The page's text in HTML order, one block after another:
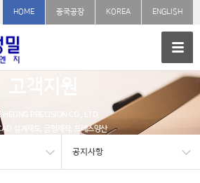
HOME 중국공장 KOREA ENGLISH
HEUNG PRECISION CO., LTD.
설계제도, 금형제작, 프레스양산
공지사항